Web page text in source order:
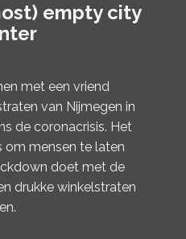
empty city
met een vriend
van Nijmegen in
de coronacrisis. Het
om mensen te laten
doet met de
drukke winkelstraten